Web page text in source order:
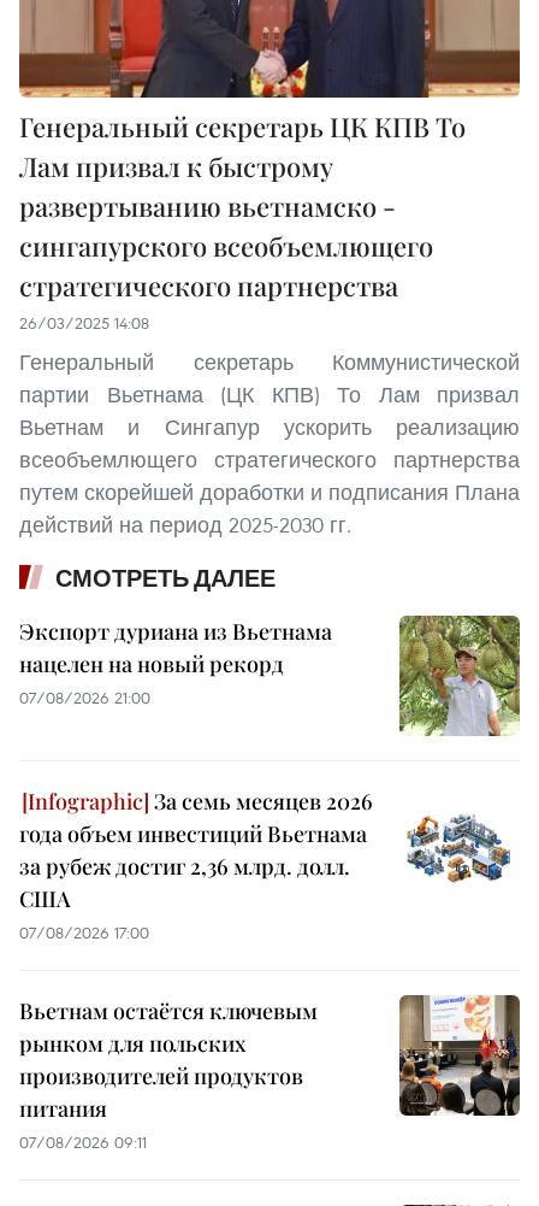
Генеральный секретарь ЦК КПВ То
Лам призвал к быстрому
развертыванию вьетнамско -
сингапурского всеобъемлющего
стратегического партнерства
26/03/2025 14:08
Генеральный секретарь Коммунистической
партии Вьетнама (ЦК КПВ) То Лам призвал
Вьетнам и Сингапур ускорить реализацию
всеобъемлющего стратегического партнерства
путем скорейшей доработки и подписания Плана
действий на период 2025-2030 гг.
СМОТРЕТЬ ДАЛЕЕ
Экспорт дуриана из Вьетнама
нацелен на новый рекорд
07/08/2026 21:00
За семь месяцев 2026
года объем инвестиций Вьетнама
за рубеж достиг 2,36 млрд. долл.
США
07/08/2026 17:00
Вьетнам остаётся ключевым
рынком для польских
производителей продуктов
питания
07/08/2026 09:11